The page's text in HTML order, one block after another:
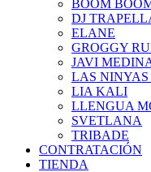
BOOM
DJ
ELANE
GROGGY
JAVI
LAS NINYAS
LIA KALI
LLENGUA
SVETLANA
TRIBADE
CONTRATACIÓN
TIENDA